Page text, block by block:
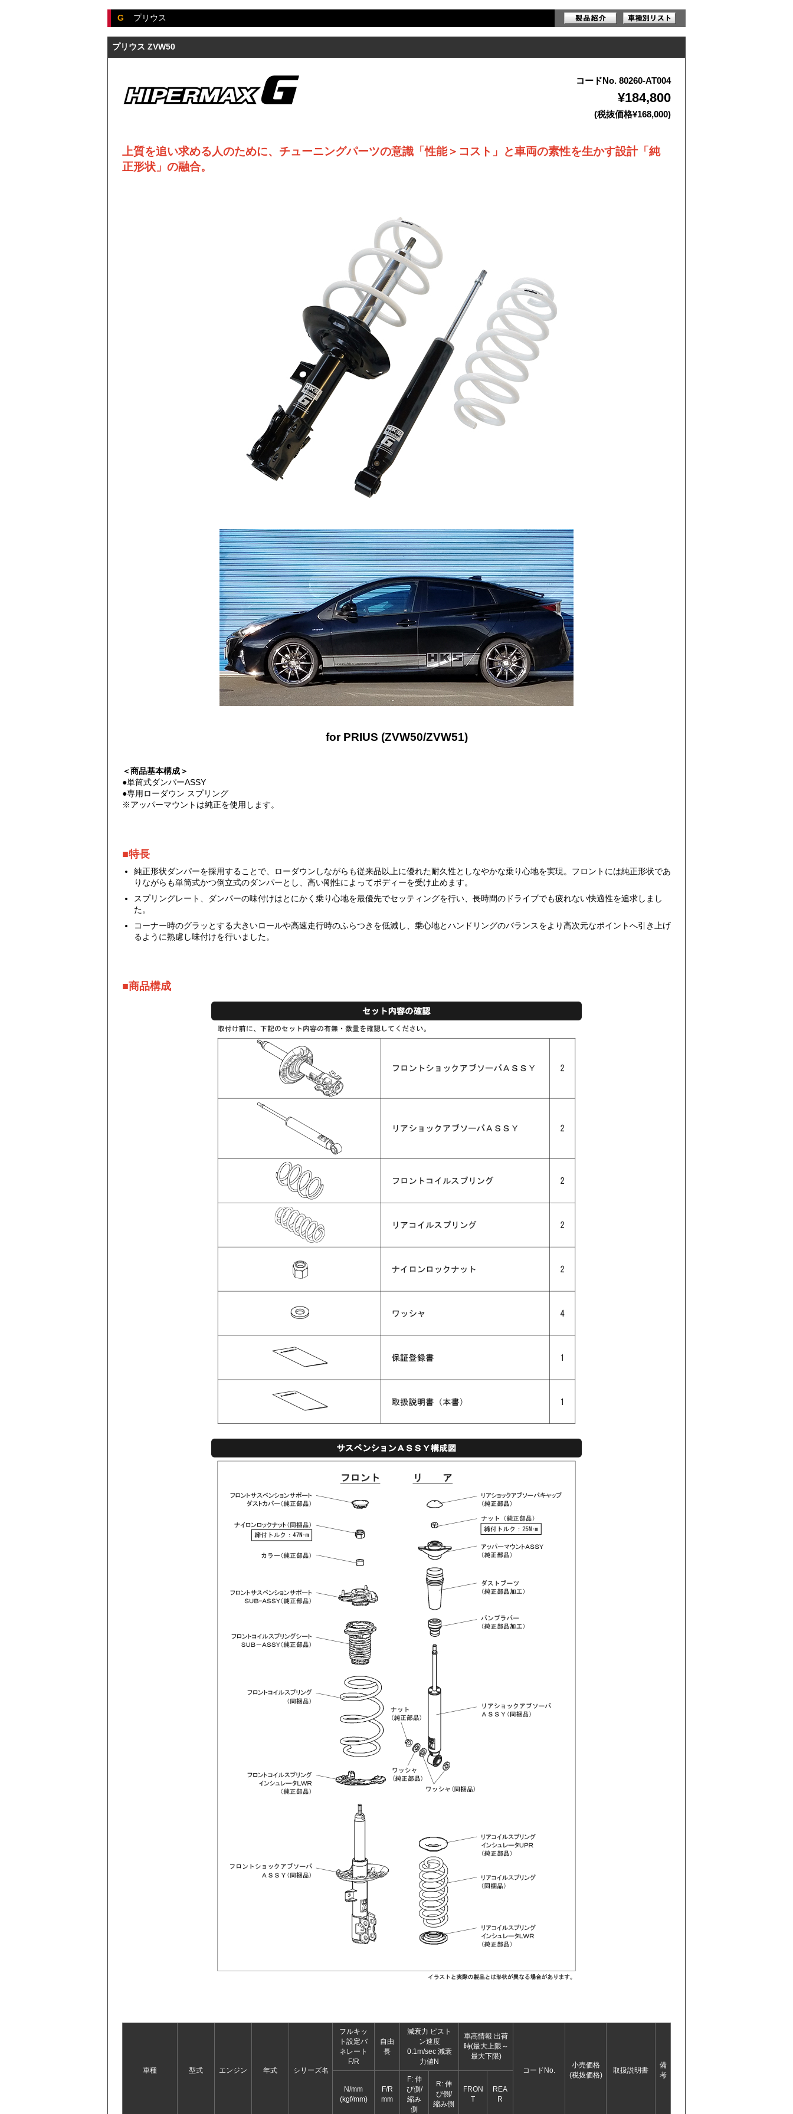
G プリウス
プリウス ZVW50
コードNo. 80260-AT004
¥184,800
(税抜価格¥168,000)
上質を追い求める人のために、チューニングパーツの意識「性能＞コスト」と車両の素性を生かす設計「純
正形状」の融合。
for PRIUS (ZVW50/ZVW51)
＜商品基本構成＞
●単筒式ダンパーASSY
●専用ローダウン スプリング
※アッパーマウントは純正を使用します。
■特長
純正形状ダンパーを採用することで、ローダウンしながらも従来品以上に優れた耐久性としなやかな乗り心地を実現。フロントには純正形状であ
りながらも単筒式かつ倒立式のダンパーとし、高い剛性によってボディーを受け止めます。
スプリングレート、ダンパーの味付けはとにかく乗り心地を最優先でセッティングを行い、長時間のドライブでも疲れない快適性を追求しまし
た。
コーナー時のグラッとする大きいロールや高速走行時のふらつきを低減し、乗心地とハンドリングのバランスをより高次元なポイントへ引き上げ
るように熟慮し味付けを行いました。
■商品構成
車種 型式 エンジン 年式 シリーズ名
フルキッ
ト設定バ
ネレート
F/R
自由
長
減衰力 ピスト
ン速度
0.1m/sec 減衰
力値N
車高情報 出荷
時(最大上限～
最大下限)
コードNo.
小売価格
(税抜価格)
取扱説明書
備
考
N/mm
(kgf/mm)
F/R
mm
F: 伸
び側/
縮み
側
R: 伸
び側/
縮み側
FRON
T
REA
R